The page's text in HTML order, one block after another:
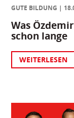
GUTE BILDUNG
Was
schon lange
WEITERLESEN